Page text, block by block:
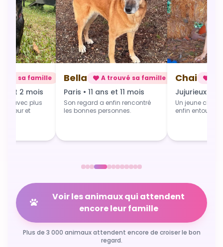
sa famille
11 mois
rencontré
Chai A trouvé sa famille
Jujurieux • 1 an
Un jeune chien qui grandit
enfin entouré et aimé.
Alba
Douville • 4
Une toute
commence du
Voir les animaux qui attendent
encore leur famille
Plus de 3 000 animaux attendent encore de croiser le bon
regard.